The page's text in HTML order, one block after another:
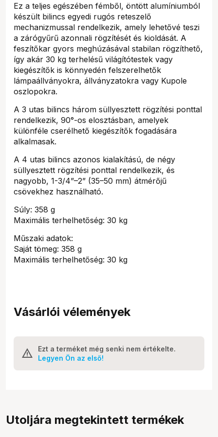
Ez a teljes egészében fémből, öntött alumíniumból
készült bilincs egyedi rugós reteszelő
mechanizmussal rendelkezik, amely lehetővé teszi
a zárógyűrű azonnali rögzítését és kioldását. A
feszítőkar gyors meghúzásával stabilan rögzíthető,
így akár 30 kg terhelésű világítótestek vagy
kiegészítők is könnyedén felszerelhetők
lámpaállványokra, állványzatokra vagy Kupole
oszlopokra.
A 3 utas bilincs három süllyesztett rögzítési ponttal
rendelkezik, 90°-os elosztásban, amelyek
különféle cserélhető kiegészítők fogadására
alkalmasak.
A 4 utas bilincs azonos kialakítású, de négy
süllyesztett rögzítési ponttal rendelkezik, és
nagyobb, 1-3/4”–2” (35–50 mm) átmérőjű
csövekhez használható.
Súly: 358 g
Maximális terhelhetőség: 30 kg
Műszaki adatok:
Saját tömeg: 358 g
Maximális terhelhetőség: 30 kg
Vásárlói vélemények
Ezt a terméket még senki nem értékelte.
Legyen Ön az első!
Utoljára megtekintett termékek